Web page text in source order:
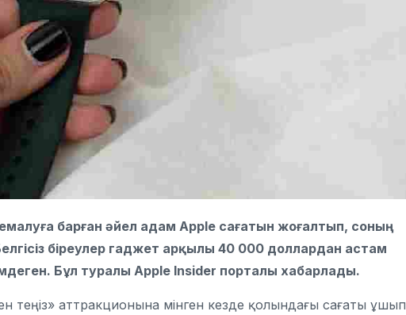
барған әйел адам Apple сағатын жоғалтып, соның
біреулер гаджет арқылы 40 000 доллардан астам
Бұл туралы Apple Insider порталы хабарлады.
аттракционына мінген кезде қолындағы сағаты ұшып